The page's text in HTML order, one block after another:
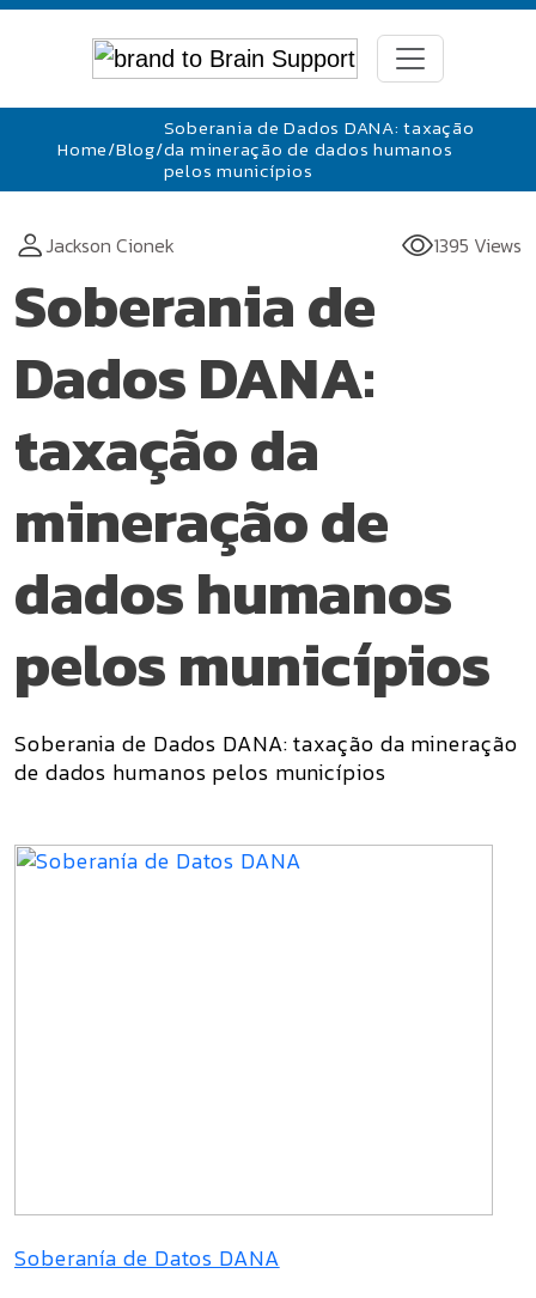
Home/Blog/
Soberania de Dados DANA: taxação
da mineração de dados humanos
pelos municípios
Jackson Cionek 1395 Views
Soberania de
Dados DANA:
taxação da
mineração de
dados humanos
pelos municípios
Soberania de Dados DANA: taxação da mineração
de dados humanos pelos municípios
Soberanía de Datos DANA